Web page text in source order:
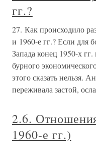
гг.?
27. Как происходило
и 1960-е гг.? Если для
Запада конец 1950-х
бурного
этого сказать нельзя.
переживала застой,
2.6.
1960-е гг.)